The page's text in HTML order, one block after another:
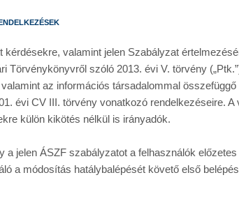
kérdésekre, valamint jelen Szabályzat
Törvénykönyvről szóló 2013. évi V. törvény
az információs társadalommal összefüggő
évi CV III. törvény vonatkozó rendelkezéseire. A
külön kikötés nélkül is irányadók.
a jelen ÁSZF szabályzatot a felhasználók
a módosítás hatálybalépését követő első